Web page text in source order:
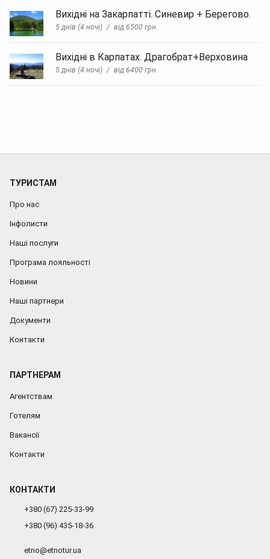
Вихідні на Закарпатті. Синевир + Берегово.
5 днів (4 ночі) від 6500 грн.
Вихідні в Карпатах. Драгобрат+Верховина
5 днів (4 ночі) від 6400 грн.
ТУРИСТАМ
Про нас
Інфолисти
Наші послуги
Програма лояльності
Новини
Наші партнери
Документи
Контакти
ПАРТНЕРАМ
Агентствам
Готелям
Вакансії
Контакти
КОНТАКТИ
+380 (67) 225-33-99
+380 (96) 435-18-36
etno@etnotur.ua